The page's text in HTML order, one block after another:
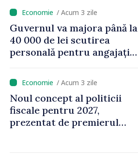
/ Acum 3 zile
Guvernul va majora până la
40 000 de lei scutirea
personală pentru angajați.
de milioane de lei îi lăsăm
oamenilor”/ Acum 3 zile
Noul concept al politicii
fiscale pentru 2027,
prezentat de premierul